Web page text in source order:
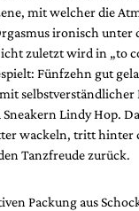
mit welcher die
ironisch unter
zuletzt wird in „to
Fünfzehn gut
Lindy Hop.
wackeln, tritt hinter
Tanzfreude zurück.
Packung aus